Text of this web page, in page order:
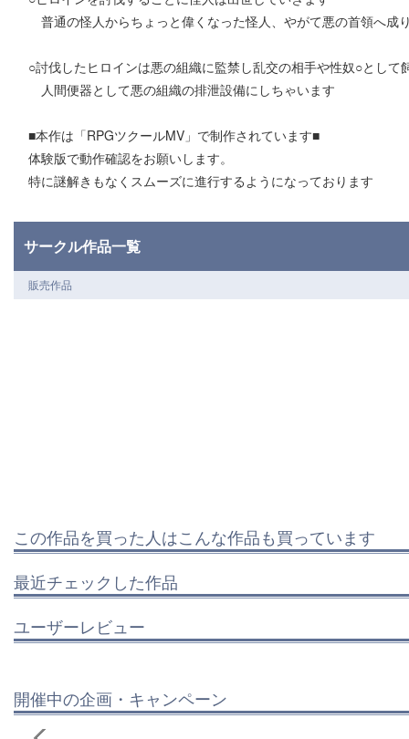
普通の怪人からちょっと偉くなった怪人、やがて悪の首領へ成
○討伐したヒロインは悪の組織に監禁し乱交の相手や性奴○として
人間便器として悪の組織の排泄設備にしちゃいます
■本作は「RPGツクールMV」で制作されています■
体験版で動作確認をお願いします。
特に謎解きもなくスムーズに進行するようになっております
サークル作品一覧
販売作品
この作品を買った人はこんな作品も買っています
最近チェックした作品
ユーザーレビュー
開催中の企画・キャンペーン